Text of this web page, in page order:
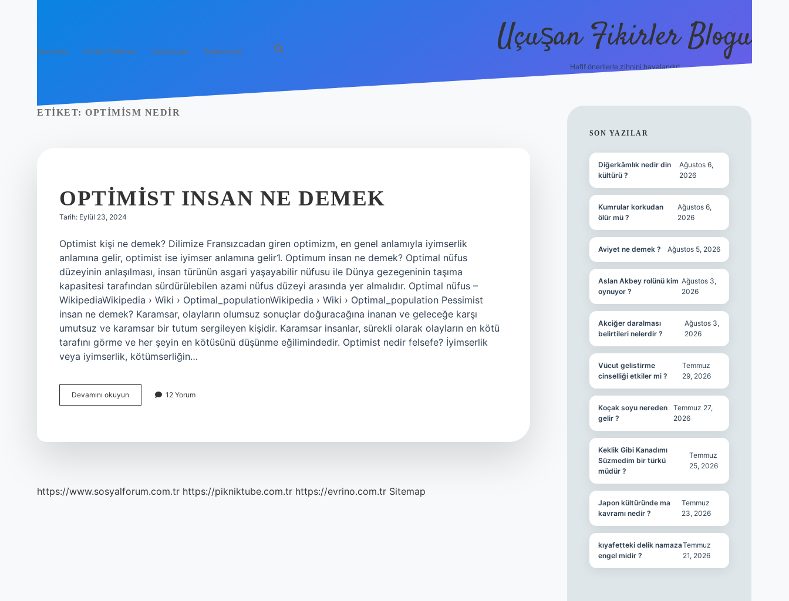
Anasayfa Gizlilik Politikası Yasal Uyarı Hakkımızda Uçuşan Fikirler Blogu
Hafif önerilerle zihnini havalandır!
ETIKET: OPTIMISM NEDIR
OPTIMIST INSAN NE DEMEK
Tarih: Eylül 23, 2024
Optimist kişi ne demek? Dilimize Fransızcadan giren optimizm, en genel anlamıyla iyimserlik
anlamına gelir, optimist ise iyimser anlamına gelir1. Optimum insan ne demek? Optimal nüfus
düzeyinin anlaşılması, insan türünün asgari yaşayabilir nüfusu ile Dünya gezegeninin taşıma
kapasitesi tarafından sürdürülebilen azami nüfus düzeyi arasında yer almalıdır. Optimal nüfus –
WikipediaWikipedia › Wiki › Optimal_populationWikipedia › Wiki › Optimal_population Pessimist
insan ne demek? Karamsar, olayların olumsuz sonuçlar doğuracağına inanan ve geleceğe karşı
umutsuz ve karamsar bir tutum sergileyen kişidir. Karamsar insanlar, sürekli olarak olayların en kötü
tarafını görme ve her şeyin en kötüsünü düşünme eğilimindedir. Optimist nedir felsefe? İyimserlik
veya iyimserlik, kötümserliğin…
Devamını okuyun Optimist
Insan
12 Yorum
https://www.sosyalforum.com.tr https://pikniktube.com.tr https://evrino.com.tr Sitemap
SIDEBAR
SON YAZILAR
Diğerkâmlık nedir din
kültürü ?
Ağustos 6,
2026
Kumrular korkudan
ölür mü ?
Ağustos 6,
2026
Aviyet ne demek ? Ağustos 5, 2026
Aslan Akbey rolünü kim
oynuyor ?
Ağustos 3,
2026
Akciğer daralması
belirtileri nelerdir ?
Ağustos 3,
2026
Vücut gelistirme
cinselliği etkiler mi ?
Temmuz
29, 2026
Koçak soyu nereden
gelir ?
Temmuz 27,
2026
Keklik Gibi Kanadımı
Süzmedim bir türkü
müdür ?
Temmuz
25, 2026
Japon kültüründe ma
kavramı nedir ?
Temmuz
23, 2026
kıyafetteki delik namaza
engel midir ?
Temmuz
21, 2026
hiltonbet güncel giriş